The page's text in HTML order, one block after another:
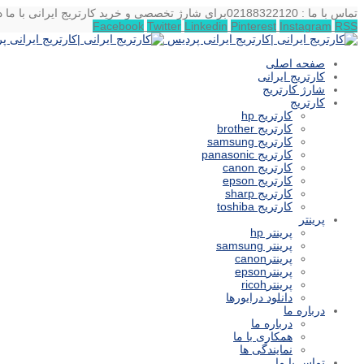
تماس با ما : 02188322120
برای شارژ تخصصی و خرید کارتریج ایرانی با ما
Facebook Twitter Linkedin Pinterest Instagram RSS
صفحه اصلی
کارتریج ایرانی
شارژ کارتریج
کارتریج
کارتریج hp
کارتریج brother
کارتریج samsung
کارتریج panasonic
کارتریج canon
کارتریج epson
کارتریج sharp
کارتریج toshiba
پرینتر
پرینتر hp
پرینتر samsung
پرینترcanon
پرینترepson
پرینترricoh
دانلود درایورها
درباره ما
درباره ما
همکاری با ما
نمایندگی ها